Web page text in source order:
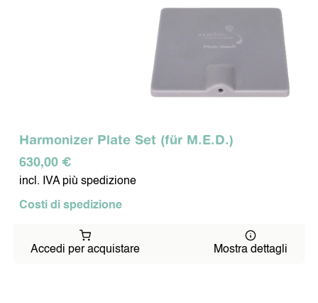
Harmonizer Plate Set (für M.E.D.)
630,00 €
incl. IVA più spedizione
Costi di spedizione
Accedi per acquistare Mostra dettagli